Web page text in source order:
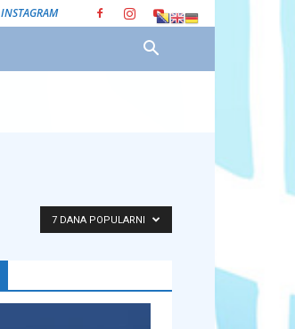
INSTAGRAM
7 DANA POPULARNI